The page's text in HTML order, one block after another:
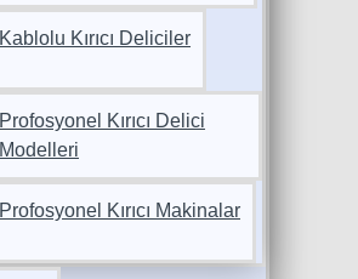
Kablolu Kırıcı Deliciler
Profosyonel Kırıcı Delici
Modelleri
Profosyonel Kırıcı Makinalar